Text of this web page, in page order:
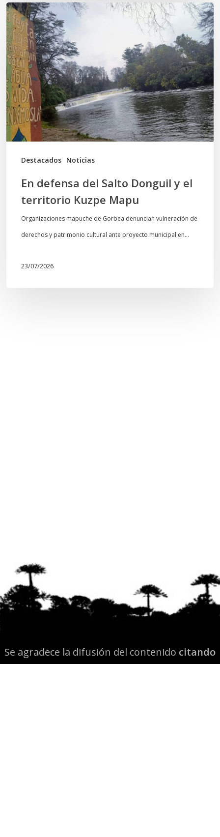
Destacados Noticias
En
defensa
del
Salto
Donguil
y
el
territorio
Kuzpe
Mapu
En defensa del Salto Donguil y el
territorio Kuzpe Mapu
Organizaciones mapuche de Gorbea denuncian vulneración de
derechos y patrimonio cultural ante proyecto municipal en…
23/07/2026
Se agradece la difusión del contenido citando
la fuente www.mapuexpress.org